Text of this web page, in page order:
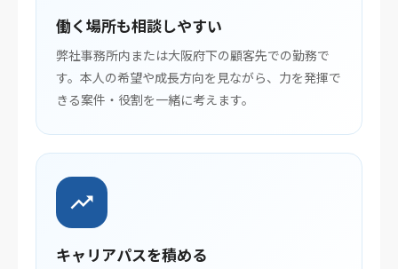
働く場所も相談しやすい
弊社事務所内または大阪府下の顧客先での勤務で
す。本人の希望や成長方向を見ながら、力を発揮で
きる案件・役割を一緒に考えます。
trending_up
キャリアパスを積める